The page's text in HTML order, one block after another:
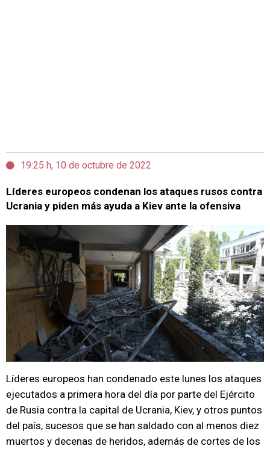
19:25 h, 10 de octubre de 2022
Líderes europeos condenan los ataques rusos contra
Ucrania y piden más ayuda a Kiev ante la ofensiva
Líderes europeos han condenado este lunes los ataques
ejecutados a primera hora del día por parte del Ejército
de Rusia contra la capital de Ucrania, Kiev, y otros puntos
del país, sucesos que se han saldado con al menos diez
muertos y decenas de heridos, además de cortes de los